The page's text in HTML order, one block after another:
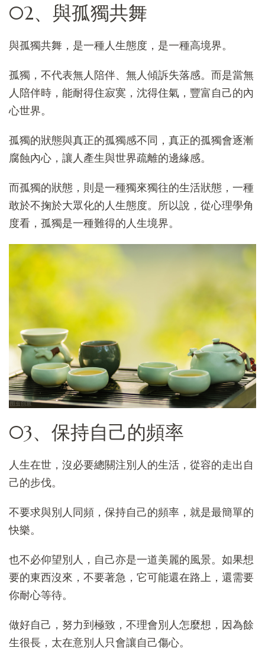
02、與孤獨共舞
與孤獨共舞，是一種人生態度，是一種高境界。
孤獨，不代表無人陪伴、無人傾訴失落感。而是當無
人陪伴時，能耐得住寂寞，沈得住氣，豐富自己的內
心世界。
孤獨的狀態與真正的孤獨感不同，真正的孤獨會逐漸
腐蝕內心，讓人產生與世界疏離的邊緣感。
而孤獨的狀態，則是一種獨來獨往的生活狀態，一種
敢於不掬於大眾化的人生態度。所以說，從心理學角
度看，孤獨是一種難得的人生境界。
03、保持自己的頻率
人生在世，沒必要總關注別人的生活，從容的走出自
己的步伐。
不要求與別人同頻，保持自己的頻率，就是最簡單的
快樂。
也不必仰望別人，自己亦是一道美麗的風景。如果想
要的東西沒來，不要著急，它可能還在路上，還需要
你耐心等待。
做好自己，努力到極致，不理會別人怎麼想，因為餘
生很長，太在意別人只會讓自己傷心。